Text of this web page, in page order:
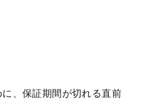
、保証期間が切れる直前